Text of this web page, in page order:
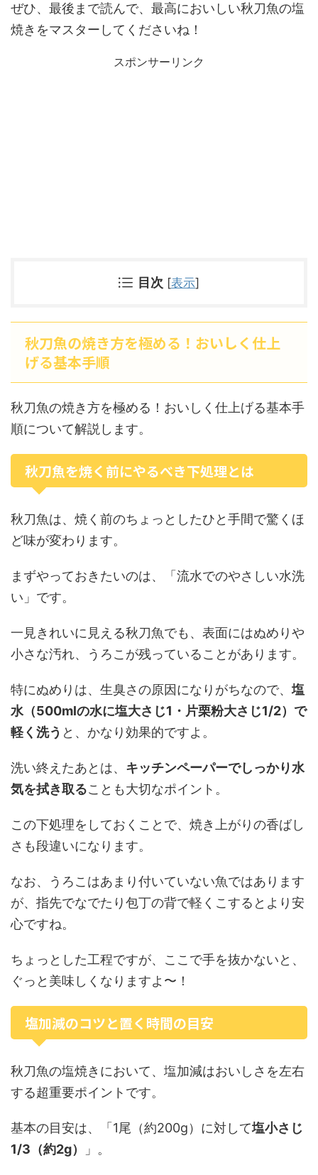
ぜひ、最後まで読んで、最高においしい秋刀魚の塩
焼きをマスターしてくださいね！
スポンサーリンク
目次 [表示]
秋刀魚の焼き方を極める！おいしく仕上
げる基本手順
秋刀魚の焼き方を極める！おいしく仕上げる基本手
順について解説します。
秋刀魚を焼く前にやるべき下処理とは
秋刀魚は、焼く前のちょっとしたひと手間で驚くほ
ど味が変わります。
まずやっておきたいのは、「流水でのやさしい水洗
い」です。
一見きれいに見える秋刀魚でも、表面にはぬめりや
小さな汚れ、うろこが残っていることがあります。
特にぬめりは、生臭さの原因になりがちなので、塩
水（500mlの水に塩大さじ1・片栗粉大さじ1/2）で
軽く洗う と、かなり効果的ですよ。
洗い終えたあとは、 キッチンペーパーでしっかり水
気を拭き取ることも大切なポイント。
この下処理をしておくことで、焼き上がりの香ばし
さも段違いになります。
なお、うろこはあまり付いていない魚ではあります
が、指先でなでたり包丁の背で軽くこするとより安
心ですね。
ちょっとした工程ですが、ここで手を抜かないと、
ぐっと美味しくなりますよ〜！
塩加減のコツと置く時間の目安
秋刀魚の塩焼きにおいて、塩加減はおいしさを左右
する超重要ポイントです。
基本の目安は、「1尾（約200g）に対して塩小さじ
1/3（約2g）
」。